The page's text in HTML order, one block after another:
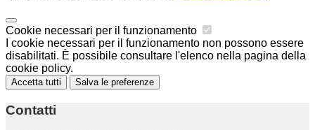
Cookie necessari per il funzionamento
I cookie necessari per il funzionamento non possono essere
disabilitati. È possibile consultare l'elenco nella pagina della
cookie policy.
Accetta tutti Salva le preferenze
Contatti